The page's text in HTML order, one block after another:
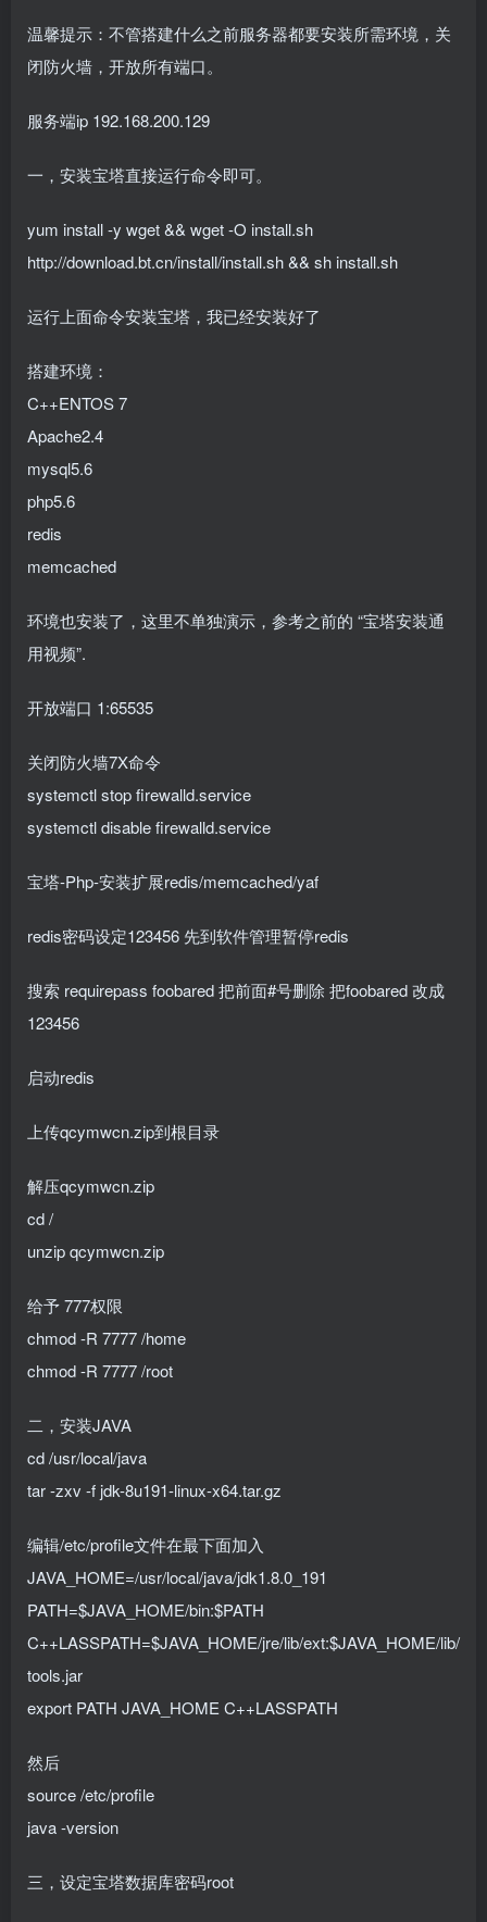
温馨提示：不管搭建什么之前服务器都要安装所需环境，关
闭防火墙，开放所有端口。
服务端ip 192.168.200.129
一，安装宝塔直接运行命令即可。
yum install -y wget && wget -O install.sh
http://download.bt.cn/install/install.sh && sh install.sh
运行上面命令安装宝塔，我已经安装好了
搭建环境：
C++ENTOS 7
Apache2.4
mysql5.6
php5.6
redis
memcached
环境也安装了，这里不单独演示，参考之前的 “宝塔安装通
用视频”.
开放端口 1:65535
关闭防火墙7X命令
systemctl stop firewalld.service
systemctl disable firewalld.service
宝塔-Php-安装扩展redis/memcached/yaf
redis密码设定123456 先到软件管理暂停redis
搜索 requirepass foobared 把前面#号删除 把foobared 改成
123456
启动redis
上传qcymwcn.zip到根目录
解压qcymwcn.zip
cd /
unzip qcymwcn.zip
给予 777权限
chmod -R 7777 /home
chmod -R 7777 /root
二，安装JAVA
cd /usr/local/java
tar -zxv -f jdk-8u191-linux-x64.tar.gz
编辑/etc/profile文件在最下面加入
JAVA_HOME=/usr/local/java/jdk1.8.0_191
PATH=$JAVA_HOME/bin:$PATH
C++LASSPATH=$JAVA_HOME/jre/lib/ext:$JAVA_HOME/lib/
tools.jar
export PATH JAVA_HOME C++LASSPATH
然后
source /etc/profile
java -version
三，设定宝塔数据库密码root